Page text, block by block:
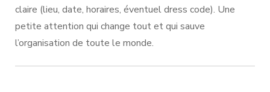
claire (lieu, date, horaires, éventuel dress code). Une
petite attention qui change tout et qui sauve
l’organisation de toute le monde.